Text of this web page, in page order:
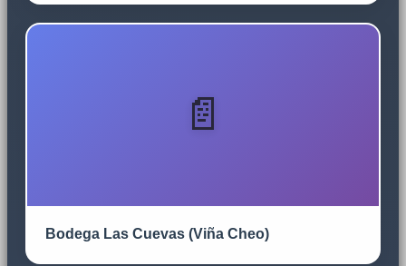
Bodega Las Cuevas (Viña Cheo)